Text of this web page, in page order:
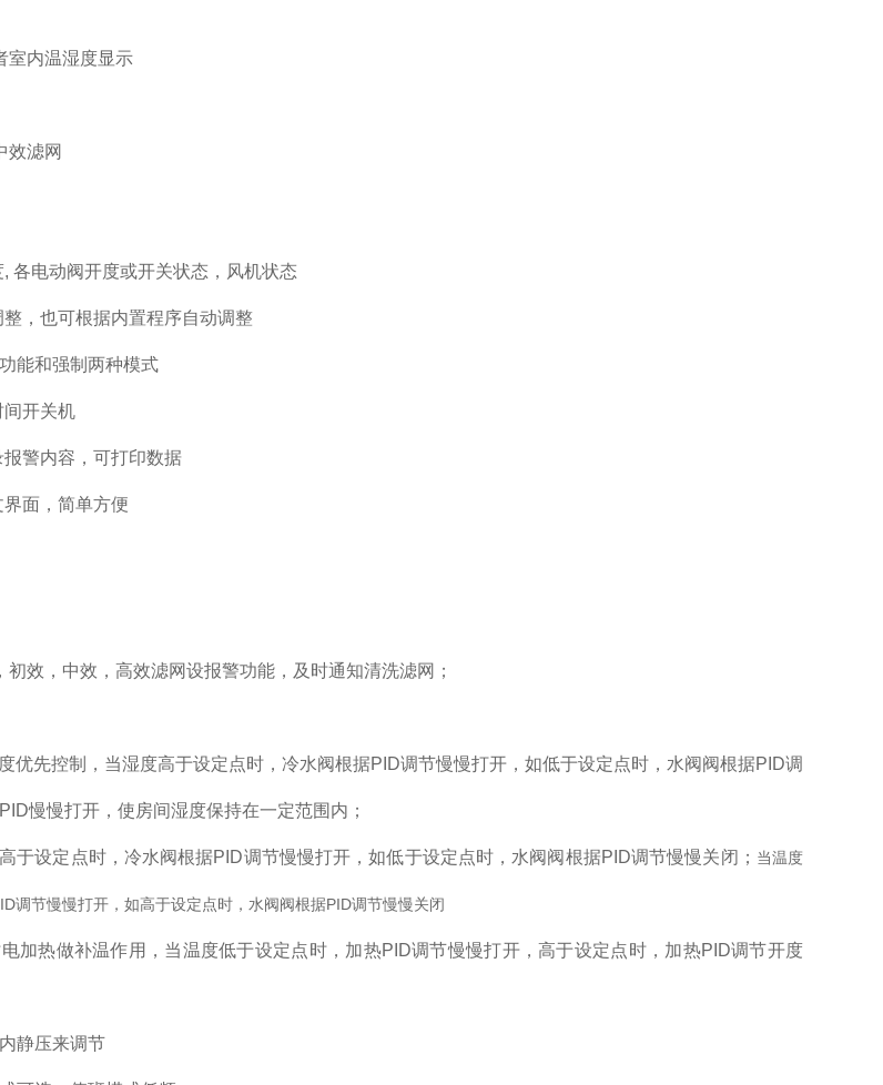
室内温湿度显示
效滤网
各电动阀开度或开关状态，风机状态
，也可根据内置程序自动调整
能和强制两种模式
开关机
警内容，可打印数据
面，简单方便
效，中效，高效滤网设报警功能，及时通知清洗滤网；
优先控制，当湿度高于设定点时，冷水阀根据PID调节慢慢打开，如低于设定点时，水阀阀根据PID调
慢慢打开，使房间湿度保持在一定范围内；
于设定点时，冷水阀根据PID调节慢慢打开，如低于设定点时，水阀阀根据PID调节慢慢关闭； 当温度
调节慢慢打开，如高于设定点时，水阀阀根据PID调节慢慢关闭
加热做补温作用，当温度低于设定点时，加热PID调节慢慢打开，高于设定点时，加热PID调节开度
静压来调节